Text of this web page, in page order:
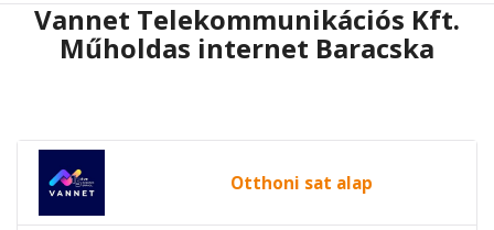
Vannet Telekommunikációs Kft.
Műholdas internet Baracska
Otthoni sat alap